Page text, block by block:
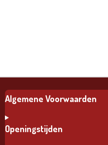
Algemene Voorwaarden
Openingstijden